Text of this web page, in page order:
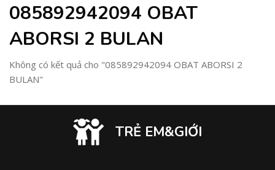
085892942094 OBAT
ABORSI 2 BULAN
Không có kết quả cho "085892942094 OBAT ABORSI 2
BULAN"
TRẺ EM&GIỚI